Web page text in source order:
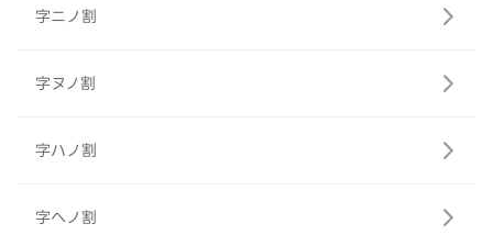
字ニノ割
字ヌノ割
字ハノ割
字ヘノ割